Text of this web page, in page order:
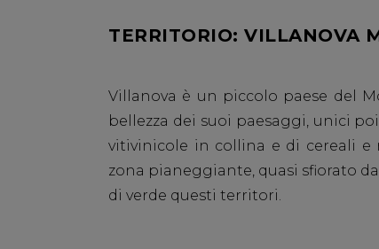
TERRITORIO: VILLANOVA
Villanova è un piccolo paese del
bellezza dei suoi paesaggi, unici
vitivinicole in collina e di cereali e
zona pianeggiante, quasi sfiorato
di verde questi territori.